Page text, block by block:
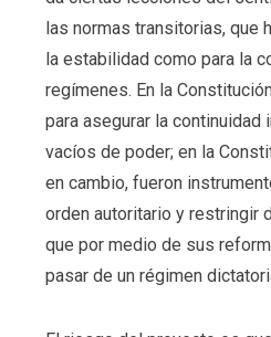
las normas transitorias, que
la estabilidad como para la
regímenes. En la
para asegurar la continuidad
vacíos de poder; en la
en cambio, fueron
orden autoritario y restringir
que por medio de sus
pasar de un régimen